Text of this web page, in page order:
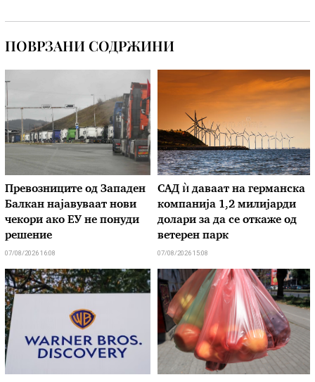
ПОВРЗАНИ СОДРЖИНИ
Превозниците од Западен
Балкан најавуваат нови
чекори ако ЕУ не понуди
решение
07/08/2026 16:08
САД ѝ даваат на германска
компанија 1,2 милијарди
долари за да се откаже од
ветерен парк
07/08/2026 15:08